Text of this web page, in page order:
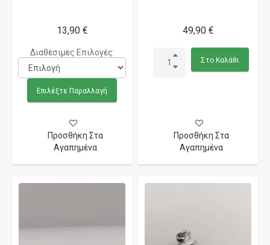
13,90 €
Διαθέσιμες Επιλογές:
Επιλέξτε Παραλλαγή
Προσθήκη Στα
Αγαπημένα
49,90 €
Στο Καλάθι
Προσθήκη Στα
Αγαπημένα